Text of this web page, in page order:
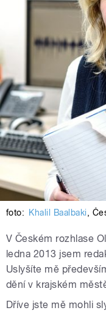
foto: Khalil Baalbaki,
V Českém rozhlase
ledna 2013 jsem
Uslyšíte mě
dění v krajském
Dříve jste mě mohli